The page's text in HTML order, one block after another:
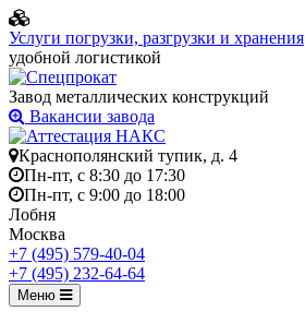
Услуги погрузки, разгрузки и хранения
удобной логистикой
Завод металлических конструкций
Вакансии завода
Краснополянский тупик, д. 4
Пн-пт, с 8:30 до 17:30
Пн-пт, с 9:00 до 18:00
Лобня
Москва
+7 (495) 579-40-04
+7 (495) 232-64-64
Меню